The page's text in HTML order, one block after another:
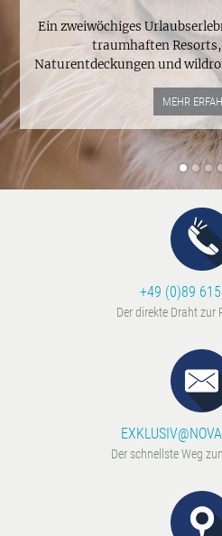
Ein zweiwöchiges
traumhaften
Naturentdeckungen und
MEHR
+49 (0)89
Der direkte Draht zur
Der schnellste Weg